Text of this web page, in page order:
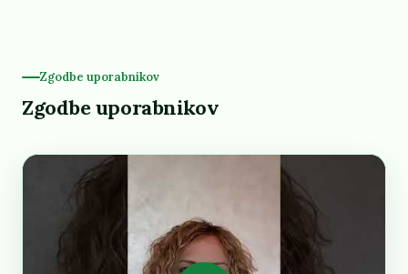
Zgodbe uporabnikov
Zgodbe uporabnikov